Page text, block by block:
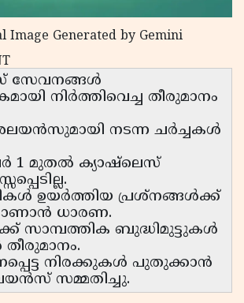
Image Generated by Gemini
സേവനങ്ങൾ
നിർത്തിവെച്ച തീരുമാനം
നടന്ന ചർച്ചകൾ
1 മുതൽ ക്യാഷ്‌ലെസ്
ഉയർത്തിയ പ്രശ്നങ്ങൾക്ക്
ധാരണ.
സാമ്പത്തിക ബുദ്ധിമുട്ടുകൾ
തീരുമാനം.
നിരക്കുകൾ പുതുക്കാൻ
സമ്മതിച്ചു.